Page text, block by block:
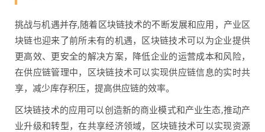
挑战与机遇并存,随着区块链技术的不断发展和应用，产业区
块链也迎来了前所未有的机遇，区块链技术可以为企业提供
更高效、更安全的解决方案，降低企业的运营成本和风险，
在供应链管理中，区块链技术可以实现供应链信息的实时共
享，减少库存积压，提高供应链的效率。
区块链技术的应用可以创造新的商业模式和产业生态,推动产
业升级和转型，在共享经济领域，区块链技术可以实现资源